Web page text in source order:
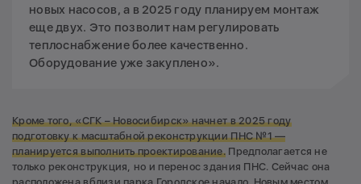
новых насосов, а в 2025 году планируем монтаж
еще двух. Это позволит нам регулировать
теплоснабжение более качественно.
Оборудование уже закуплено».
Кроме того, «СГК – Новосибирск» начнет в 2025 году
подготовку к масштабной реконструкции ПНС №1 —
планируется выполнить проектирование. Предполагается не
только реконструкция, но и перенос здания ПНС. Сейчас она